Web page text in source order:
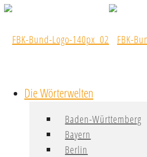
Die Wörterwelten
Baden-Württemberg
Bayern
Berlin